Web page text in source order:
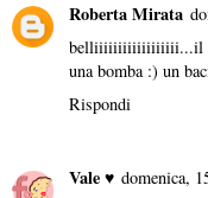
Roberta Mirata
belliiiiiiiiiiiiiiiiii...il
una bomba :) un
Rispondi
Vale ♥ domenica,